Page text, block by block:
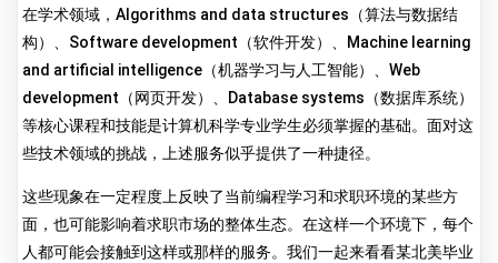
在学术领域，Algorithms and data structures（算法与数据结
构）、Software development（软件开发）、Machine learning
and artificial intelligence（机器学习与人工智能）、Web
development（网页开发）、Database systems（数据库系统）
等核心课程和技能是计算机科学专业学生必须掌握的基础。面对这
些技术领域的挑战，上述服务似乎提供了一种捷径。
这些现象在一定程度上反映了当前编程学习和求职环境的某些方
面，也可能影响着求职市场的整体生态。在这样一个环境下，每个
人都可能会接触到这样或那样的服务。我们一起来看看某北美毕业